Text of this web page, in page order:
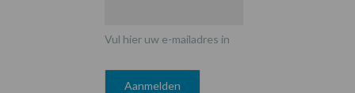
Vul hier uw e-mailadres in